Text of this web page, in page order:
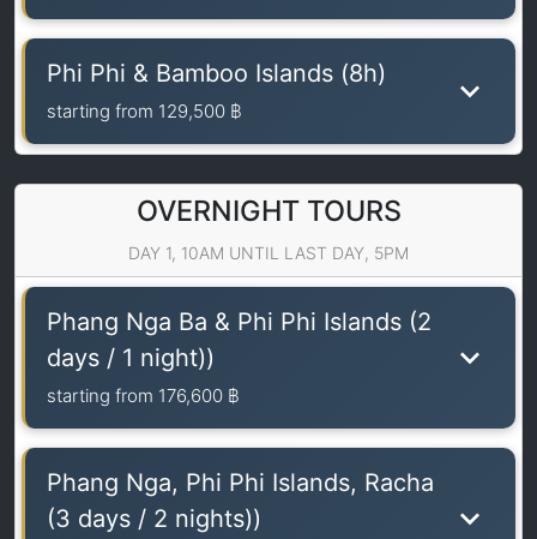
Phi Phi & Bamboo Islands (8h)
starting from 129,500 ฿
OVERNIGHT TOURS
DAY 1, 10AM UNTIL LAST DAY, 5PM
Phang Nga Ba & Phi Phi Islands (2
days / 1 night))
starting from 176,600 ฿
Phang Nga, Phi Phi Islands, Racha
(3 days / 2 nights))